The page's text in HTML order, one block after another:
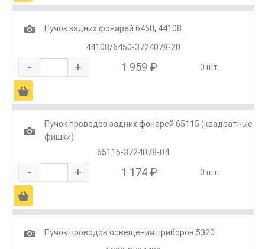
1
Пучок задних фонарей 6450, 44108
44108/6450-3724078-20
- + 1 959 ₽ 0 шт.
Ä
1
Пучок проводов задних фонарей 65115 (квадратные
фишки)
65115-3724078-04
- + 1 174 ₽ 0 шт.
Ä
1
Пучок проводов освещения приборов 5320